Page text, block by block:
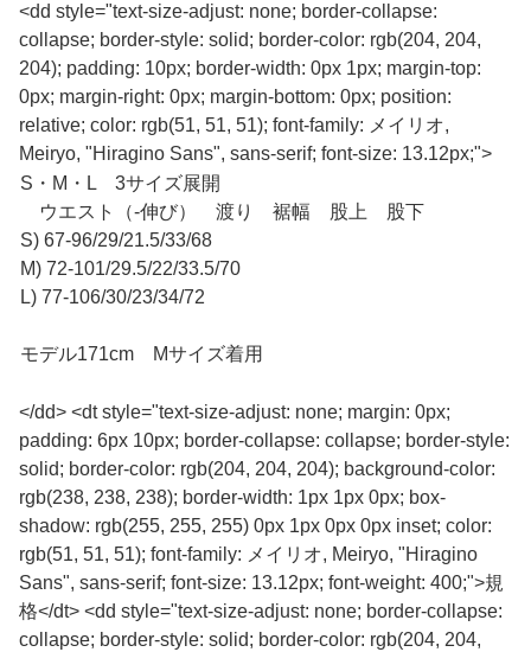
<dd style="text-size-adjust: none; border-collapse:
collapse; border-style: solid; border-color: rgb(204, 204,
204); padding: 10px; border-width: 0px 1px; margin-top:
0px; margin-right: 0px; margin-bottom: 0px; position:
relative; color: rgb(51, 51, 51); font-family: メイリオ,
Meiryo, "Hiragino Sans", sans-serif; font-size: 13.12px;">
S・M・L 3サイズ展開
ウエスト（-伸び） 渡り 裾幅 股上 股下
S) 67-96/29/21.5/33/68
M) 72-101/29.5/22/33.5/70
L) 77-106/30/23/34/72
モデル171cm Mサイズ着用
</dd> <dt style="text-size-adjust: none; margin: 0px;
padding: 6px 10px; border-collapse: collapse; border-style:
solid; border-color: rgb(204, 204, 204); background-color:
rgb(238, 238, 238); border-width: 1px 1px 0px; box-
shadow: rgb(255, 255, 255) 0px 1px 0px 0px inset; color:
rgb(51, 51, 51); font-family: メイリオ, Meiryo, "Hiragino
Sans", sans-serif; font-size: 13.12px; font-weight: 400;">規
格</dt> <dd style="text-size-adjust: none; border-collapse:
collapse; border-style: solid; border-color: rgb(204, 204,